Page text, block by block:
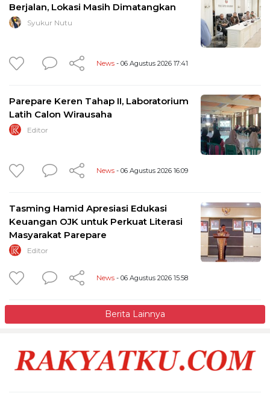
Berjalan, Lokasi Masih Dimatangkan
Syukur Nutu
News - 06 Agustus 2026 17:41
Parepare Keren Tahap II, Laboratorium
Latih Calon Wirausaha
Editor
News - 06 Agustus 2026 16:09
Tasming Hamid Apresiasi Edukasi
Keuangan OJK untuk Perkuat Literasi
Masyarakat Parepare
Editor
News - 06 Agustus 2026 15:58
Berita Lainnya